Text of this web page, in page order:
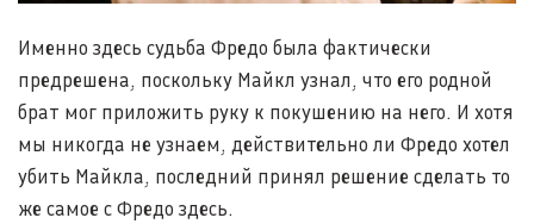
Именно здесь судьба Фредо была фактически
предрешена, поскольку Майкл узнал, что его родной
брат мог приложить руку к покушению на него. И хотя
мы никогда не узнаем, действительно ли Фредо хотел
убить Майкла, последний принял решение сделать то
же самое с Фредо здесь.